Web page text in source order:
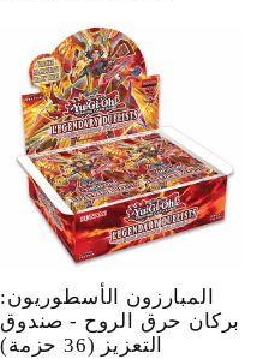
المبارزون الأسطوريون:
بركان حرق الروح - صندوق
التعزيز (36 حزمة)